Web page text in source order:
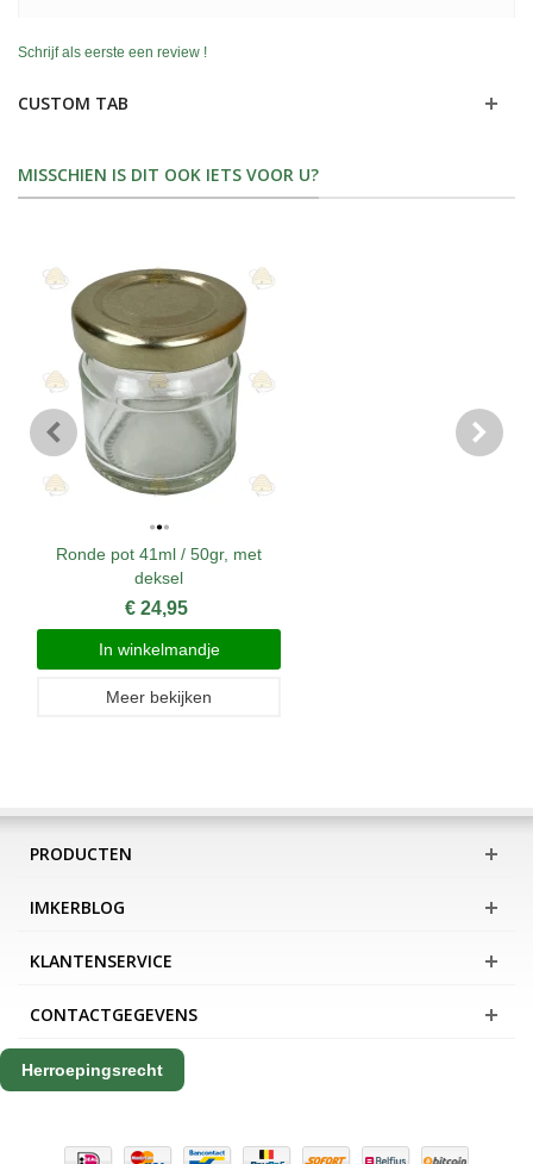
Schrijf als eerste een review !
CUSTOM TAB
MISSCHIEN IS DIT OOK IETS VOOR U?
Ronde pot 41ml / 50gr, met
deksel
€ 24,95
In winkelmandje
Meer bekijken
PRODUCTEN
IMKERBLOG
KLANTENSERVICE
CONTACTGEGEVENS
Herroepingsrecht